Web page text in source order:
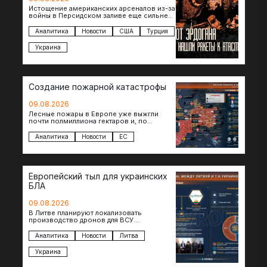
Истощение американских арсеналов из-за
войны в Персидском заливе еще сильнее
американских ракет т.н. Украине. И…
Аналитика Новости США Турция
Украина
Создание пожарной катастрофы
09.08.2026
Лесные пожары в Европе уже выжгли
почти полмиллиона гектаров и, по
экономике в €15,6–19,1 млрд. К…
Аналитика Новости ЕС
Европейский тыл для украинских
БЛА
09.08.2026
В Литве планируют локализовать
производство дронов для ВСУ.
президенты Гитанас Науседа и Владимир
Зеленский подписали…
Аналитика Новости Литва
Украина